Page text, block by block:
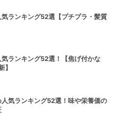
ランキング52選【プチプラ・髪質
ランキング52選！【焦げ付かな
】
気ランキング52選！味や栄養価の